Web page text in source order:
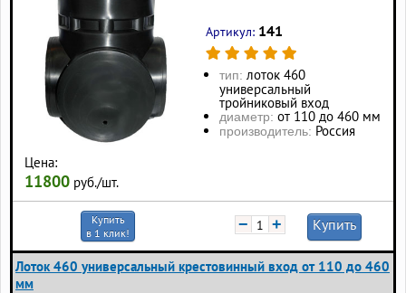
Цена:
11800 руб./шт.
Артикул: 141
тип: лоток 460
универсальный
тройниковый вход
диаметр: от 110 до 460 мм
производитель: Россия
Купить
в 1 клик!
− + Купить
Лоток 460 универсальный крестовинный вход от 110 до 460
мм